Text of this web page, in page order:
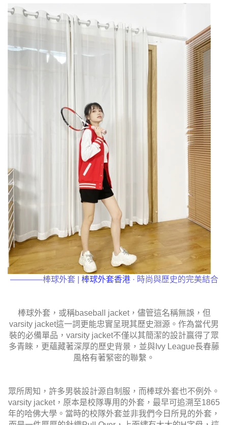
————棒球外套 | 棒球外套香港· 時尚與歷史的完美結合
棒球外套，或稱baseball jacket，儘管這名稱無誤，但
varsity jacket這一詞更能忠實呈現其歷史淵源。作為當代男
裝的必備單品，varsity jacket不僅以其簡潔的設計贏得了眾
多青睞，更蘊藏著深厚的歷史背景，並與Ivy League長春藤
風格有著緊密的聯繫。
眾所周知，許多男裝設計源自制服，而棒球外套也不例外。
varsity jacket，原本是校隊專用的外套，最早可追溯至1865
年的哈佛大學。當時的校隊外套並非我們今日所見的外套，